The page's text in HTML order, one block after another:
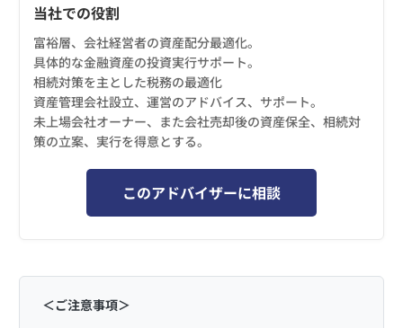
当社での役割
富裕層、会社経営者の資産配分最適化。
具体的な金融資産の投資実行サポート。
相続対策を主とした税務の最適化
資産管理会社設立、運営のアドバイス、サポート。
未上場会社オーナー、また会社売却後の資産保全、相続対
策の立案、実行を得意とする。
このアドバイザーに相談
＜ご注意事項＞